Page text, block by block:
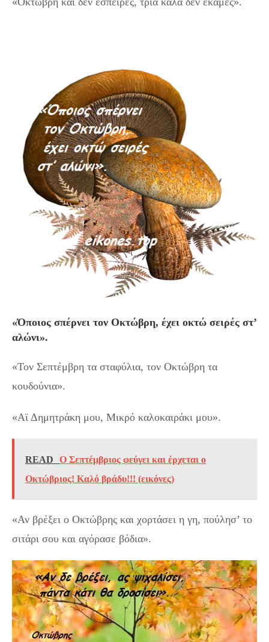
«Όποιος σπέρνει τον Οκτώβρη, έχει οκτώ σειρές στ’
αλώνι».
«Τον Σεπτέμβρη τα σταφύλια, τον Οκτώβρη τα
κουδούνια».
«Αϊ Δημητράκη μου, Μικρό καλοκαιράκι μου».
READ
Ο Σεπτέμβριος φεύγει και έρχεται ο
Οκτώβριος! Καλό βράδυ!!! (εικόνες)
«Αν βρέξει ο Οκτώβρης και χορτάσει η γη, πούλησ’ το
σιτάρι σου και αγόρασε βόδια».